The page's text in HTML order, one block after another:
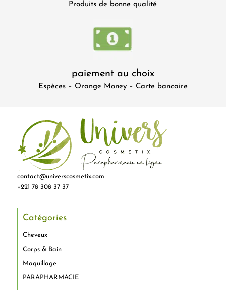
Produits de bonne qualité
paiement au choix
Espèces – Orange Money – Carte bancaire
contact@universcosmetix.com
+221 78 308 37 37
Catégories
Cheveux
Corps & Bain
Maquillage
PARAPHARMACIE